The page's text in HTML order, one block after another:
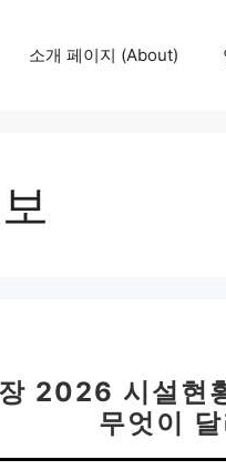
소개 페이지 (About)
2026 시설현
무엇이